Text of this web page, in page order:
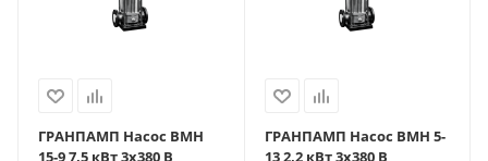
ГРАНПАМП Насос ВМН
15-9 7,5 кВт 3х380 В
ГРАНПАМП Насос ВМН 5-
13 2,2 кВт 3х380 В